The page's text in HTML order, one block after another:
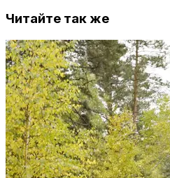
Читайте так же